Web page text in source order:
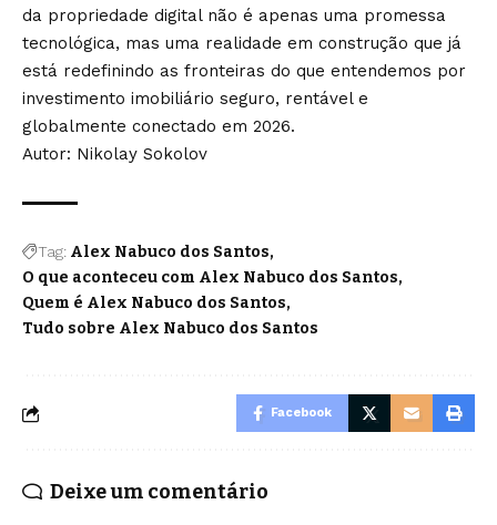
da propriedade digital não é apenas uma promessa
tecnológica, mas uma realidade em construção que já
está redefinindo as fronteiras do que entendemos por
investimento imobiliário seguro, rentável e
globalmente conectado em 2026.
Autor: Nikolay Sokolov
Tag: Alex Nabuco dos Santos
O que aconteceu com Alex Nabuco dos Santos
Quem é Alex Nabuco dos Santos
Tudo sobre Alex Nabuco dos Santos
Facebook
Deixe um comentário